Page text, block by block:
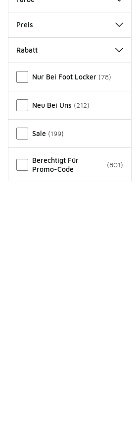
Preis
Rabatt
Nur Bei Foot Locker (78)
Neu Bei Uns (212)
Sale (199)
Berechtigt Für
Promo-Code
(801)